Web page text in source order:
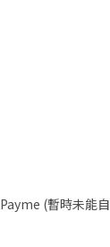
Payme (暫時未能